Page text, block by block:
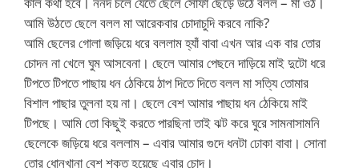
আমি উঠতে ছেলে বলল মা আরেকবার চোদাচুদি করবে নাকি?
আমি ছেলের গোলা জড়িয়ে ধরে বললাম হ্যাঁ বাবা এখন আর এক বার তোর
চোদন না খেলে ঘুম আসবেনা। ছেলে আমার পেছনে দাড়িয়ে মাই দুটো ধরে
টিপতে টিপতে পাছায় ধন ঠেকিয়ে ঠাপ দিতে দিতে বলল মা সত্যি তোমার
বিশাল পাছার তুলনা হয় না। ছেলে বেশ আমার পাছায় ধন ঠেকিয়ে মাই
টিপছে। আমি তো কিছুই করতে পারছিনা তাই ঝট করে ঘুরে সামনাসামনি
ছেলেকে জড়িয়ে ধরে বললাম – এবার আমার গুদে ধনটা ঢোকা বাবা। সোনা
তোর ধোনখানা বেশ শক্ত হয়েছে এবার চোদ।